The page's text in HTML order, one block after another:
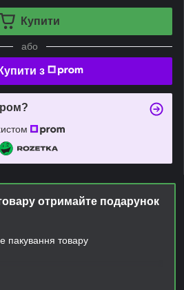
Купити
або
Купити з
отримайте подарунок
пакування товару